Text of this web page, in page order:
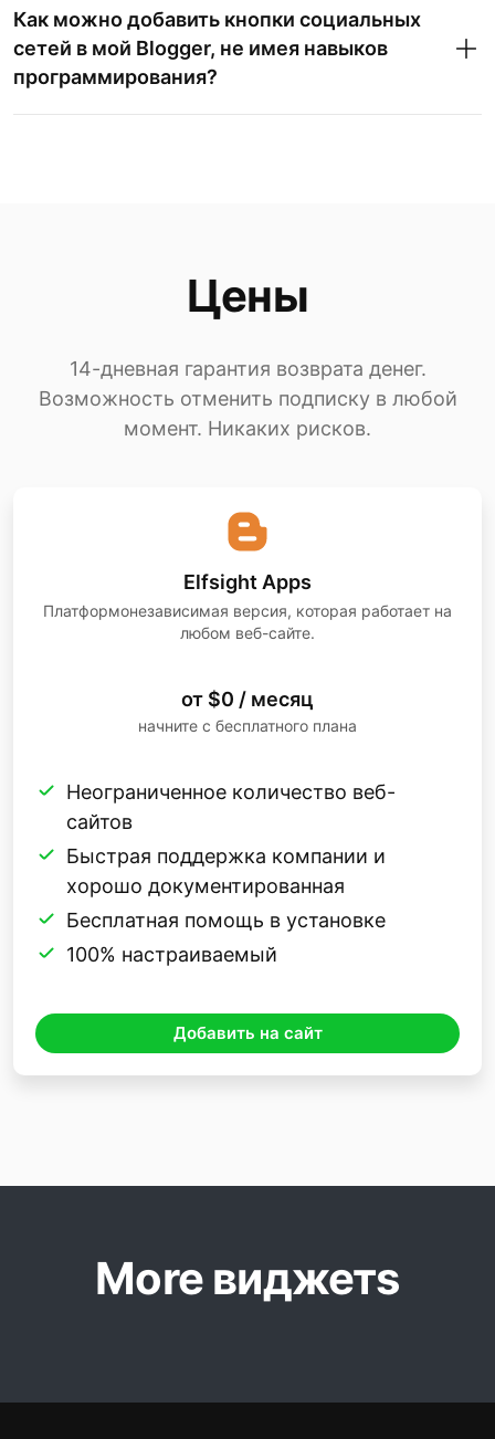
Как можно добавить кнопки социальных
сетей в мой Blogger, не имея навыков
программирования?
Цены
14-дневная гарантия возврата денег.
Возможность отменить подписку в любой
момент. Никаких рисков.
Elfsight Apps
Платформонезависимая версия, которая работает на
любом веб-сайте.
от $0 / месяц
начните с бесплатного плана
Неограниченное количество веб-
сайтов
Быстрая поддержка компании и
хорошо документированная
Бесплатная помощь в установке
100% настраиваемый
Добавить на сайт
More виджетs